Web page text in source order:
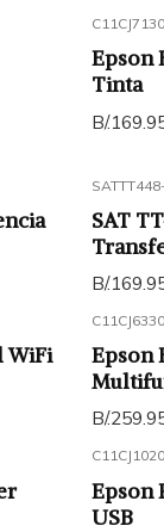
Epson
Tinta
B/
SAT
B/
WiFi
Epson
B/
Epson
USB